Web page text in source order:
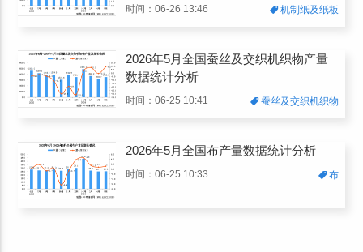
时间：06-26 13:46 机制纸及纸板
2026年5月全国蚕丝及交织机织物产量
数据统计分析
时间：06-25 10:41 蚕丝及交织机织物
2026年5月全国布产量数据统计分析
时间：06-25 10:33 布